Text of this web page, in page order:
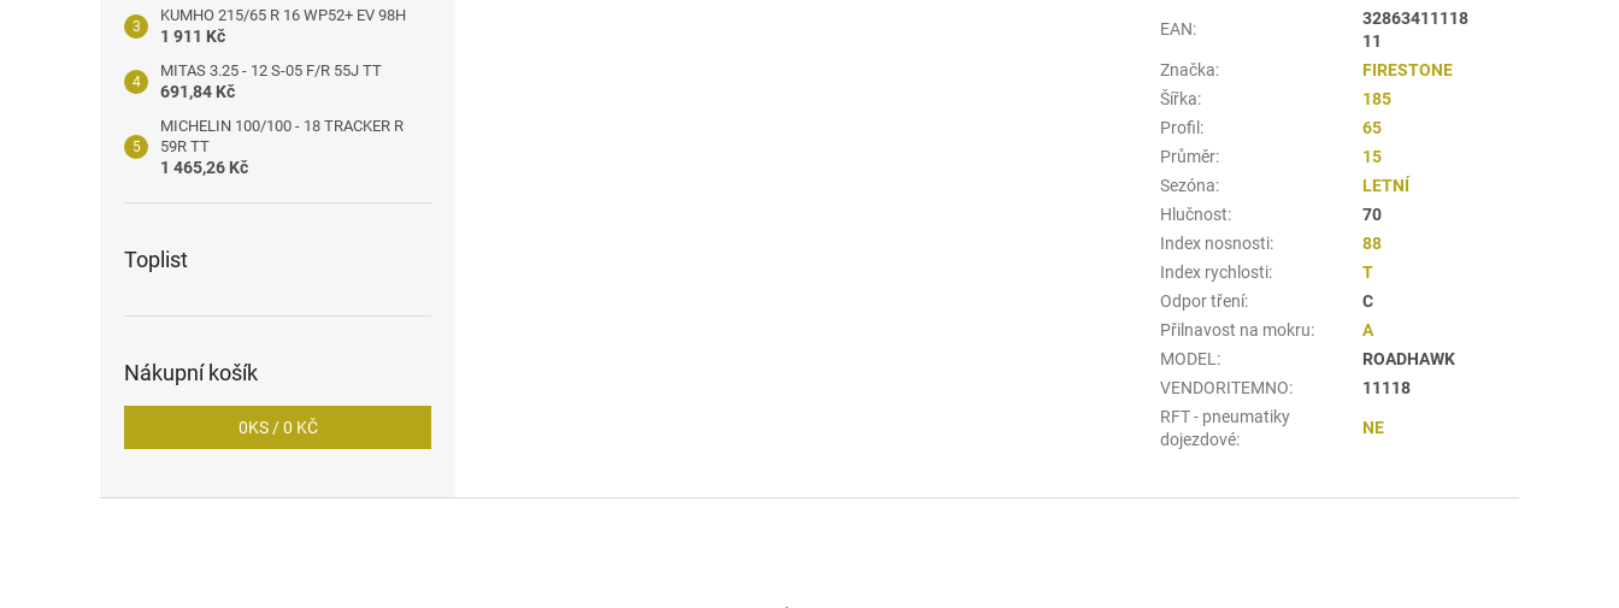
KUMHO 215/65 R 16 WP52+ EV 98H
1 911 Kč
MITAS 3.25 - 12 S-05 F/R 55J TT
691,84 Kč
MICHELIN 100/100 - 18 TRACKER R
59R TT
1 465,26 Kč
Toplist
Nákupní košík
0KS /0 KČ
EAN:
32863411118
11
Značka:
FIRESTONE
Šířka:
185
Profil :
65
Průměr:
15
Sezóna:
LETNÍ
Hlučnost:
70
Index nosnosti:
88
Index rychlosti:
T
Odpor tření:
C
Přilnavost na mokru:
A
MODEL :
ROADHAWK
VENDORITEMNO:
11118
RFT - pneumatiky
dojezdové:
NE